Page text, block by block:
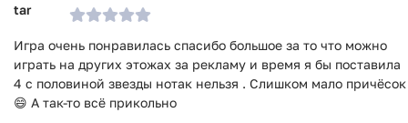
Игра очень понравилась спасибо большое за то что можно
играть на других этожах за рекламу и время я бы поставила
4 с половиной звезды нотак нельзя . Слишком мало причёсок
😄 А так-то всё прикольно